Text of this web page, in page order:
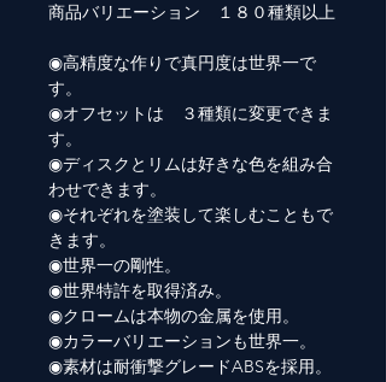
商品バリエーション １８０種類以上
◉高精度な作りで真円度は世界一で
す。
◉オフセットは ３種類に変更できま
す。
◉ディスクとリムは好きな色を組み合
わせできます。
◉それぞれを塗装して楽しむこともで
きます。
◉世界一の剛性。
◉世界特許を取得済み。
◉クロームは本物の金属を使用。
◉カラーバリエーションも世界一。
◉素材は耐衝撃グレードABSを採用。